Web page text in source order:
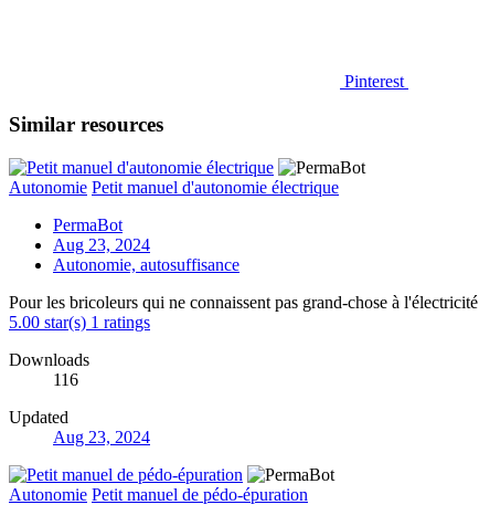
Pinterest
Similar resources
Autonomie Petit manuel d'autonomie électrique
PermaBot
Aug 23, 2024
Autonomie, autosuffisance
Pour les bricoleurs qui ne connaissent pas grand-chose à l'électricité
5.00 star(s) 1 ratings
Downloads
116
Updated
Aug 23, 2024
Autonomie Petit manuel de pédo-épuration